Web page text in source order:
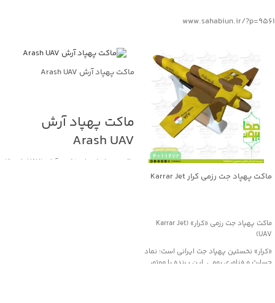
www.sahabiun.ir/?p=9561
ماکت پهپاد جت رزمی کرار Karrar Jet
ماکت پهپاد جت رزمی «کرار» (Karrar Jet
UAV)
«کرار» نخستین پهپاد جت ایرانی است؛ نماد
جسارت و فناوری بومی. این پرنده با موتور
ماکت پهپاد آرش Arash UAV
ماکت پهپاد آرش
Arash UAV
ماکت پهپاد انتحاری/کروز آرش (Arash UAV)